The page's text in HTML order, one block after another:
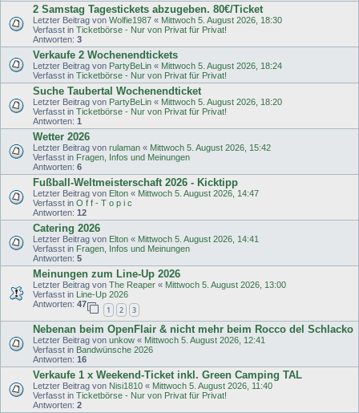
2 Samstag Tagestickets abzugeben. 80€/Ticket
Letzter Beitrag von Wolfie1987 « Mittwoch 5. August 2026, 18:30
Verfasst in Ticketbörse - Nur von Privat für Privat!
Antworten: 3
Verkaufe 2 Wochenendtickets
Letzter Beitrag von PartyBeLin « Mittwoch 5. August 2026, 18:24
Verfasst in Ticketbörse - Nur von Privat für Privat!
Suche Taubertal Wochenendticket
Letzter Beitrag von PartyBeLin « Mittwoch 5. August 2026, 18:20
Verfasst in Ticketbörse - Nur von Privat für Privat!
Antworten: 1
Wetter 2026
Letzter Beitrag von rulaman « Mittwoch 5. August 2026, 15:42
Verfasst in Fragen, Infos und Meinungen
Antworten: 6
Fußball-Weltmeisterschaft 2026 - Kicktipp
Letzter Beitrag von Elton « Mittwoch 5. August 2026, 14:47
Verfasst in O f f - T o p i c
Antworten: 12
Catering 2026
Letzter Beitrag von Elton « Mittwoch 5. August 2026, 14:41
Verfasst in Fragen, Infos und Meinungen
Antworten: 5
Meinungen zum Line-Up 2026
Letzter Beitrag von The Reaper « Mittwoch 5. August 2026, 13:00
Verfasst in Line-Up 2026
Antworten: 47
1 2 3
Nebenan beim OpenFlair & nicht mehr beim Rocco del Schlacko
Letzter Beitrag von unkow « Mittwoch 5. August 2026, 12:41
Verfasst in Bandwünsche 2026
Antworten: 16
Verkaufe 1 x Weekend-Ticket inkl. Green Camping TAL
Letzter Beitrag von Nisi1810 « Mittwoch 5. August 2026, 11:40
Verfasst in Ticketbörse - Nur von Privat für Privat!
Antworten: 2